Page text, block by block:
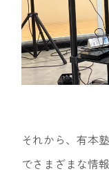
それから、有本
でさまざまな情